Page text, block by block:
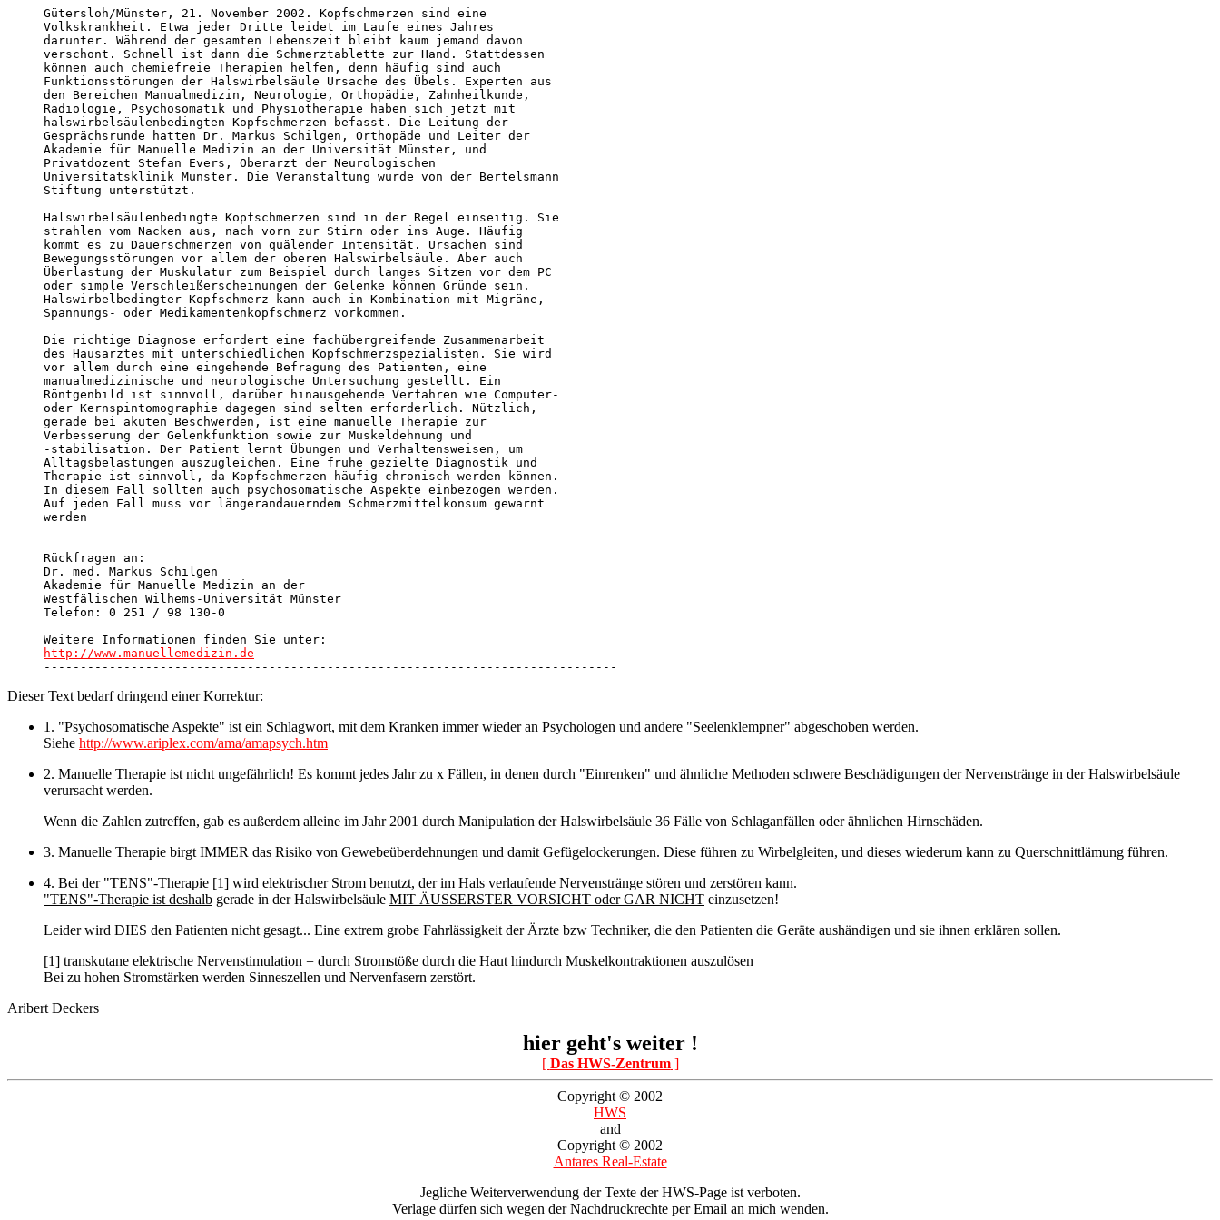
Gütersloh/Münster, 21. November 2002. Kopfschmerzen sind eine
Volkskrankheit. Etwa jeder Dritte leidet im Laufe eines Jahres
darunter. Während der gesamten Lebenszeit bleibt kaum jemand davon
verschont. Schnell ist dann die Schmerztablette zur Hand. Stattdessen
können auch chemiefreie Therapien helfen, denn häufig sind auch
Funktionsstörungen der Halswirbelsäule Ursache des Übels. Experten aus
den Bereichen Manualmedizin, Neurologie, Orthopädie, Zahnheilkunde,
Radiologie, Psychosomatik und Physiotherapie haben sich jetzt mit
halswirbelsäulenbedingten Kopfschmerzen befasst. Die Leitung der
Gesprächsrunde hatten Dr. Markus Schilgen, Orthopäde und Leiter der
Akademie für Manuelle Medizin an der Universität Münster, und
Privatdozent Stefan Evers, Oberarzt der Neurologischen
Universitätsklinik Münster. Die Veranstaltung wurde von der Bertelsmann
Stiftung unterstützt.
Halswirbelsäulenbedingte Kopfschmerzen sind in der Regel einseitig. Sie
strahlen vom Nacken aus, nach vorn zur Stirn oder ins Auge. Häufig
kommt es zu Dauerschmerzen von quälender Intensität. Ursachen sind
Bewegungsstörungen vor allem der oberen Halswirbelsäule. Aber auch
Überlastung der Muskulatur zum Beispiel durch langes Sitzen vor dem PC
oder simple Verschleißerscheinungen der Gelenke können Gründe sein.
Halswirbelbedingter Kopfschmerz kann auch in Kombination mit Migräne,
Spannungs- oder Medikamentenkopfschmerz vorkommen.
Die richtige Diagnose erfordert eine fachübergreifende Zusammenarbeit
des Hausarztes mit unterschiedlichen Kopfschmerzspezialisten. Sie wird
vor allem durch eine eingehende Befragung des Patienten, eine
manualmedizinische und neurologische Untersuchung gestellt. Ein
Röntgenbild ist sinnvoll, darüber hinausgehende Verfahren wie Computer-
oder Kernspintomographie dagegen sind selten erforderlich. Nützlich,
gerade bei akuten Beschwerden, ist eine manuelle Therapie zur
Verbesserung der Gelenkfunktion sowie zur Muskeldehnung und
-stabilisation. Der Patient lernt Übungen und Verhaltensweisen, um
Alltagsbelastungen auszugleichen. Eine frühe gezielte Diagnostik und
Therapie ist sinnvoll, da Kopfschmerzen häufig chronisch werden können.
In diesem Fall sollten auch psychosomatische Aspekte einbezogen werden.
Auf jeden Fall muss vor längerandauerndem Schmerzmittelkonsum gewarnt
werden
Rückfragen an:
Dr. med. Markus Schilgen
Akademie für Manuelle Medizin an der
Westfälischen Wilhems-Universität Münster
Telefon: 0 251 / 98 130-0
http://www.manuellemedizin.de
-------------------------------------------------------------------------------
Dieser Text bedarf dringend einer Korrektur:
1. "Psychosomatische Aspekte" ist ein Schlagwort, mit dem Kranken immer wieder an Psychologen und andere "Seelenklempner" abgeschoben werden.
Siehe http://www.ariplex.com/ama/amapsych.htm
2. Manuelle Therapie ist nicht ungefährlich! Es kommt jedes Jahr zu x Fällen, in denen durch "Einrenken" und ähnliche Methoden schwere Beschädigungen der Nervenstränge in der Halswirbelsäule
verursacht werden.
Wenn die Zahlen zutreffen, gab es außerdem alleine im Jahr 2001 durch Manipulation der Halswirbelsäule 36 Fälle von Schlaganfällen oder ähnlichen Hirnschäden.
3. Manuelle Therapie birgt IMMER das Risiko von Gewebeüberdehnungen und damit Gefügelockerungen. Diese führen zu Wirbelgleiten, und dieses wiederum kann zu Querschnittlämung führen.
4. Bei der "TENS"-Therapie [1] wird elektrischer Strom benutzt, der im Hals verlaufende Nervenstränge stören und zerstören kann.
"TENS"-Therapie ist deshalb gerade in der Halswirbelsäule MIT ÄUSSERSTER VORSICHT oder GAR NICHT einzusetzen!
Leider wird DIES den Patienten nicht gesagt... Eine extrem grobe Fahrlässigkeit der Ärzte bzw Techniker, die den Patienten die Geräte aushändigen und sie ihnen erklären sollen.
[1] transkutane elektrische Nervenstimulation = durch Stromstöße durch die Haut hindurch Muskelkontraktionen auszulösen
Bei zu hohen Stromstärken werden Sinneszellen und Nervenfasern zerstört.
Aribert Deckers
hier geht's weiter !
[ Das HWS-Zentrum]
Copyright © 2002
HWS
and
Copyright © 2002
Antares Real-Estate
Jegliche Weiterverwendung der Texte der HWS-Page ist verboten.
Verlage dürfen sich wegen der Nachdruckrechte per Email an mich wenden.